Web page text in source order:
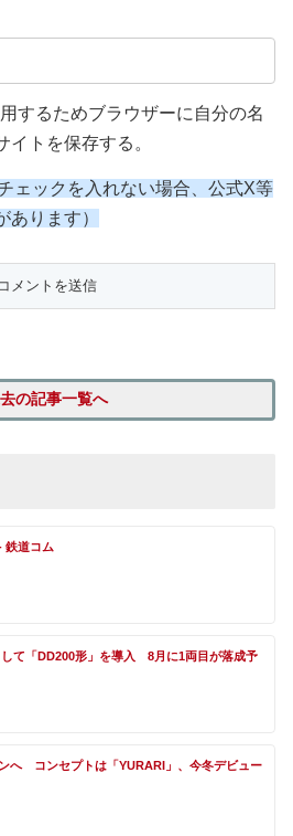
するためブラウザーに自分の名
トを保存する。
ェックを入れない場合、公式X等
あります）
の記事一覧へ
鉄道コム
て「DD200形」を導入 8月に1両目が落成予
へ コンセプトは「YURARI」、今冬デビュー